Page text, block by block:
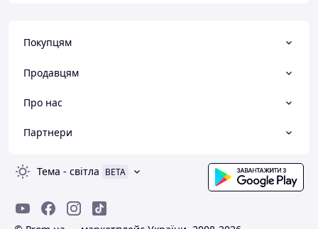
Покупцям
Продавцям
Про нас
Партнери
Тема - світла BETA